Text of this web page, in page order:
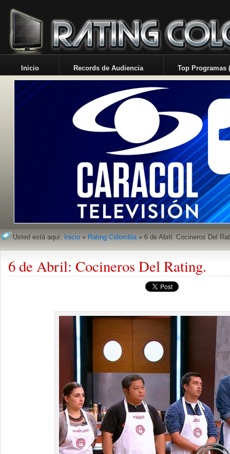
Inicio Records de Audiencia Top Programas
Usted está aquí: Inicio » Rating Colombia» 6 de Abril: Cocineros Del
6 de Abril: Cocineros Del Rating.